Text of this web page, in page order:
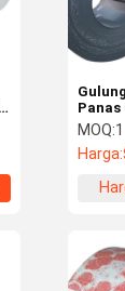
Panas
Baja
MOQ:1
Harga: